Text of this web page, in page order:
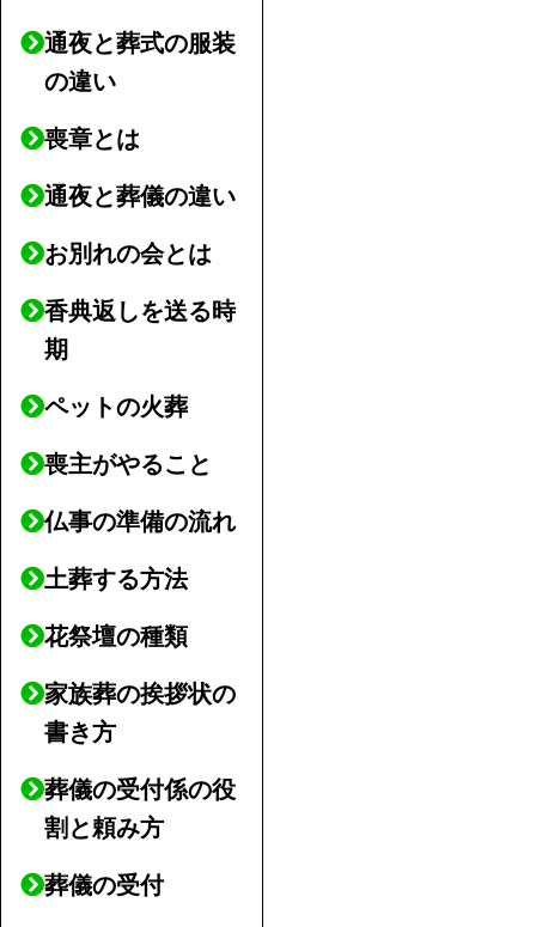
通夜と葬式の服装
の違い
喪章とは
通夜と葬儀の違い
お別れの会とは
香典返しを送る時
期
ペットの火葬
喪主がやること
仏事の準備の流れ
土葬する方法
花祭壇の種類
家族葬の挨拶状の
書き方
葬儀の受付係の役
割と頼み方
葬儀の受付